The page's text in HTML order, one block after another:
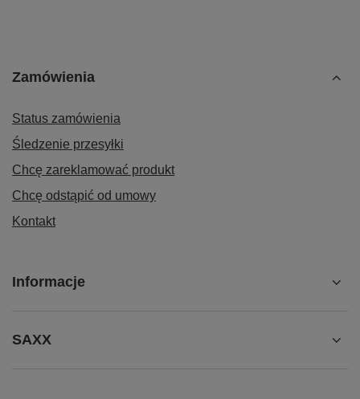
Zamówienia
Status zamówienia
Śledzenie przesyłki
Chcę zareklamować produkt
Chcę odstąpić od umowy
Kontakt
Informacje
SAXX